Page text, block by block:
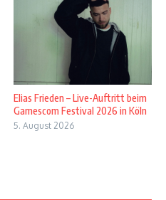
Elias Frieden – Live-Auftritt beim
Gamescom Festival 2026 in Köln
5. August 2026